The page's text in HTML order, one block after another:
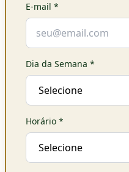
E-mail *
Dia da Semana *
Horário *